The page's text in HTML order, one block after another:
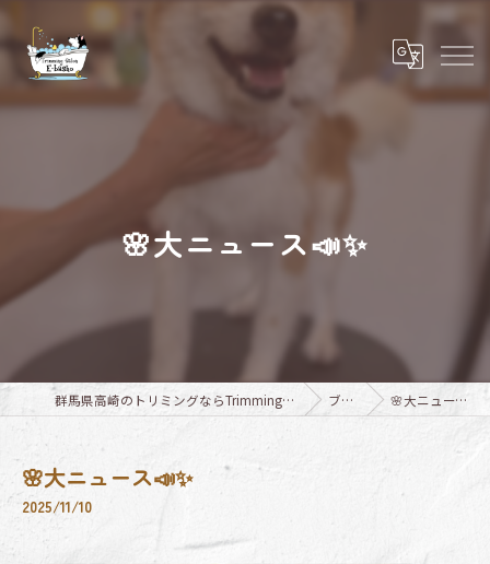
🌸大ニュース📣✨
群馬県高崎のトリミングならTrimming Salon E-basho ブログ 🌸大ニュース📣✨
🌸大ニュース📣✨
2025/11/10